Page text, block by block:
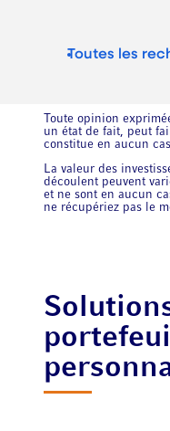
Toutes les
Toute opinion
un état de fait, peut
constitue en aucun
La valeur des
découlent peuvent
et ne sont en aucun
ne récupériez pas le